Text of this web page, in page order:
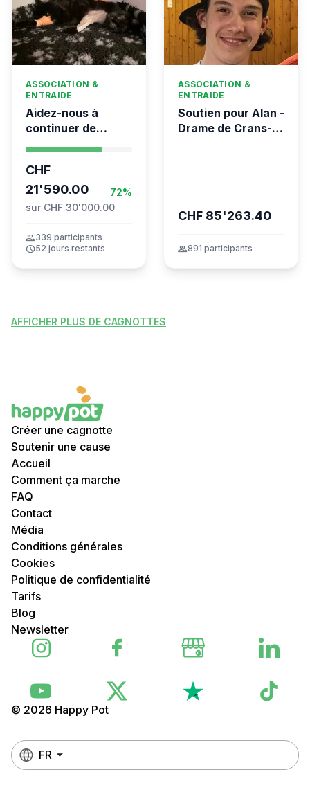
ASSOCIATION &
ENTRAIDE
Aidez-nous à
continuer de
CHF
21'590.00
72%
sur CHF 30'000.00
group339 participants
schedule52 jours restants
ASSOCIATION &
ENTRAIDE
Soutien pour Alan -
Drame de Crans-
CHF 85'263.40
group891 participants
AFFICHER PLUS DE CAGNOTTES
© 2026 Happy Pot
FR
Créer une cagnotte
Soutenir une cause
Accueil
Comment ça marche
FAQ
Contact
Média
Conditions générales
Cookies
Politique de confidentialité
Tarifs
Blog
Newsletter